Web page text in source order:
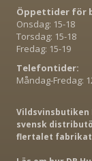
Öppettider för
Onsdag: 15-18
Torsdag: 15-18
Fredag: 15-19
Telefontider:
Måndag-Fredag:
Vildsvinsbutiken
svensk
flertalet